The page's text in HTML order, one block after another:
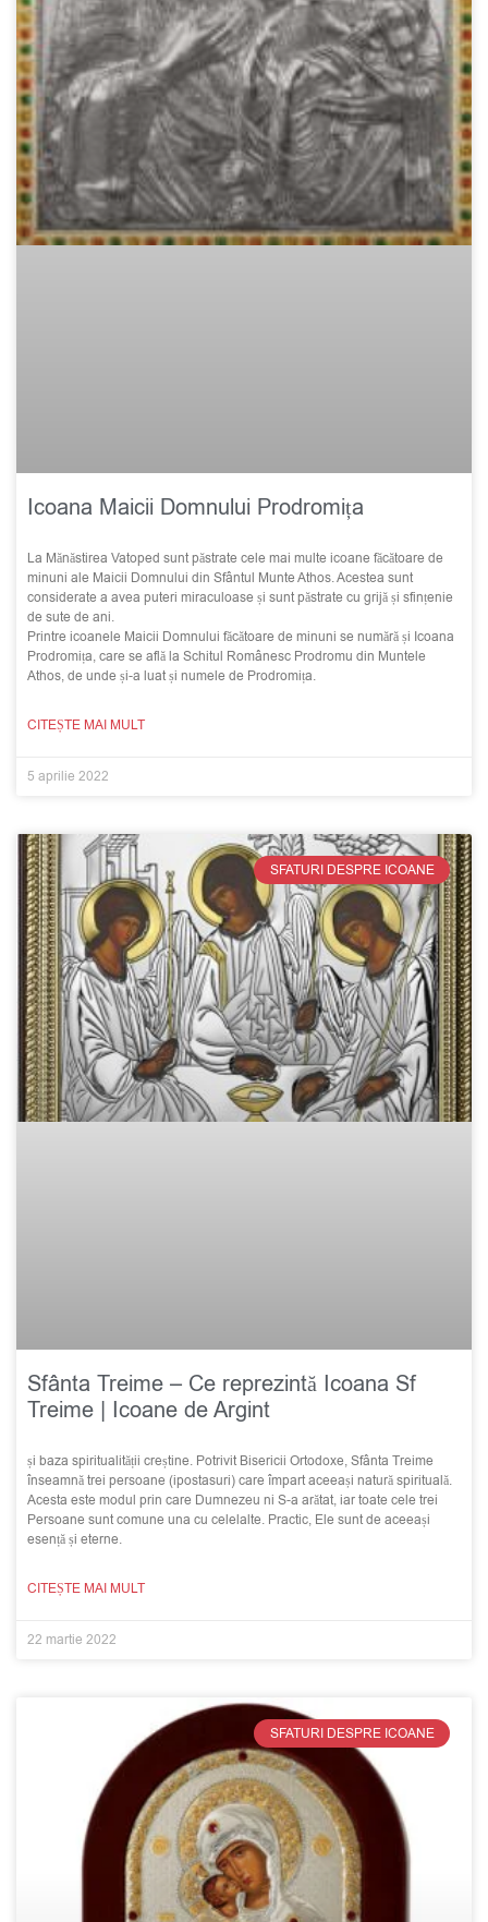
Icoana Maicii Domnului Prodromița
La Mănăstirea Vatoped sunt păstrate cele mai multe icoane făcătoare de
minuni ale Maicii Domnului din Sfântul Munte Athos. Acestea sunt
considerate a avea puteri miraculoase și sunt păstrate cu grijă și sfințenie
de sute de ani.
Printre icoanele Maicii Domnului făcătoare de minuni se numără și Icoana
Prodromița, care se află la Schitul Românesc Prodromu din Muntele
Athos, de unde și-a luat și numele de Prodromița.
CITEȘTE MAI MULT
5 aprilie 2022
SFATURI DESPRE ICOANE
Sfânta Treime – Ce reprezintă Icoana Sf
Treime | Icoane de Argint
și baza spiritualității creștine. Potrivit Bisericii Ortodoxe, Sfânta Treime
înseamnă trei persoane (ipostasuri) care împart aceeași natură spirituală.
Acesta este modul prin care Dumnezeu ni S-a arătat, iar toate cele trei
Persoane sunt comune una cu celelalte. Practic, Ele sunt de aceeași
esență și eterne.
CITEȘTE MAI MULT
22 martie 2022
SFATURI DESPRE ICOANE